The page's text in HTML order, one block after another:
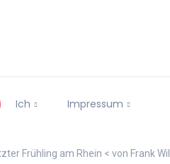
Ich Impressum
Frühling am Rhein < von Frank